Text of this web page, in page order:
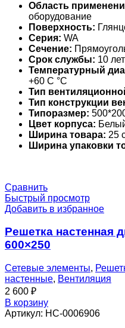
Область
оборудование
Поверхность:
Серия: WA
Сечение:
Срок службы: 10 лет
Температурный
+60 С °С
Тип
Тип конструкции
Типоразмер:
Цвет корпуса:
Ширина товара: 25
Ширина упаковки
Сравнить
Быстрый просмотр
Добавить в избранное
Решетка настенная
600×250
Сетевые элементы,
настенные, Вентиляция
2 600 ₽
В корзину
Артикул: НС-0006906